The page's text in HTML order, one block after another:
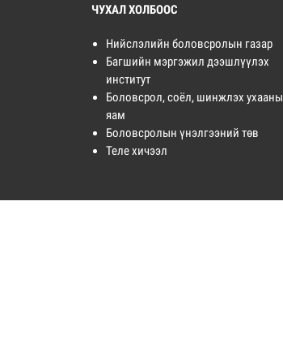
ЧУХАЛ ХОЛБООС
Нийслэлийн боловсролын газар
Багшийн мэргэжил дээшлүүлэх
институт
Боловсрол, соёл, шинжлэх ухааны
яам
Боловсролын үнэлгээний төв
Теле хичээл